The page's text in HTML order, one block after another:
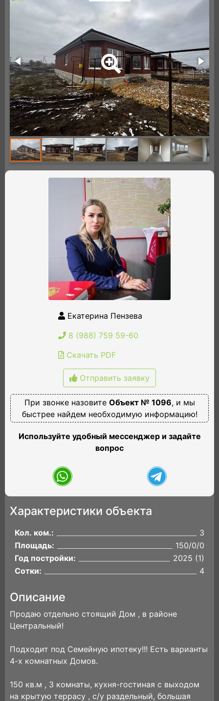
Екатерина Пензева
8 (988) 759 59-60
Скачать PDF
Отправить заявку
При звонке назовите Объект № 1096, и мы
быстрее найдем необходимую информацию!
Используйте удобный мессенджер и задайте
вопрос
Характеристики объекта
Кол. ком.:
3
Площадь:
150/0/0
Год постройки:
2025 (1)
Сотки:
4
Описание
Продаю отдельно стоящий Дом , в районе
Центральный!
Подходит под Семейную ипотеку!!! Есть варианты
4-х комнатных Домов.
150 кв.м , 3 комнаты, кухня-гостиная с выходом
на крытую террасу , с/у раздельный, большая